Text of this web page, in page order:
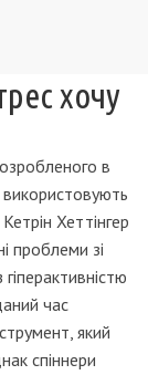
хочу
в
використовують
Хеттінгер
проблеми зі
час
який
спіннери